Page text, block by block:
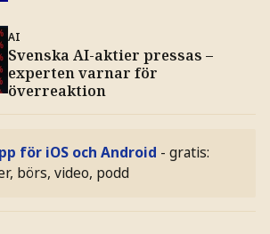
AI
Svenska AI-aktier pressas –
experten varnar för
överreaktion
för iOS och Android - gratis:
börs, video, podd